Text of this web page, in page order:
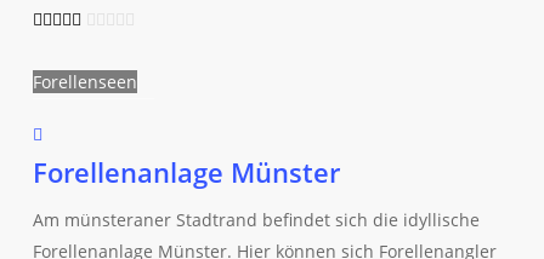
Forellenseen
Forellenanlage Münster
Am münsteraner Stadtrand befindet sich die idyllische
Forellenanlage Münster. Hier können sich Forellenangler